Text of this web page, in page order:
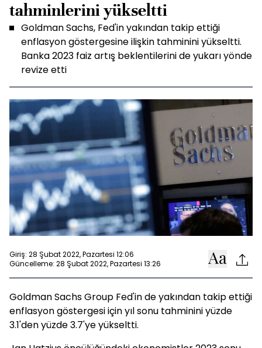
tahminlerini yükseltti
Goldman Sachs, Fed'in yakından takip ettiği
enflasyon göstergesine ilişkin tahminini yükseltti.
Banka 2023 faiz artış beklentilerini de yukarı yönde
revize etti
Giriş: 28 Şubat 2022, Pazartesi 12:06
Güncelleme: 28 Şubat 2022, Pazartesi 13:26
Goldman Sachs Group Fed'in de yakından takip ettiği
enflasyon göstergesi için yıl sonu tahminini yüzde
3.1'den yüzde 3.7'ye yükseltti.